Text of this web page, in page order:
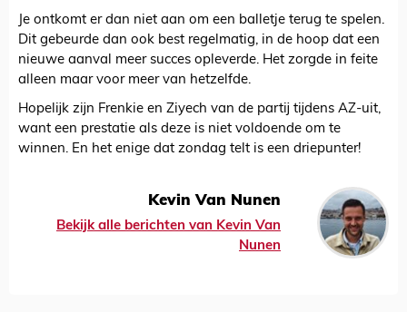
Je ontkomt er dan niet aan om een balletje terug te spelen.
Dit gebeurde dan ook best regelmatig, in de hoop dat een
nieuwe aanval meer succes opleverde. Het zorgde in feite
alleen maar voor meer van hetzelfde.
Hopelijk zijn Frenkie en Ziyech van de partij tijdens AZ-uit,
want een prestatie als deze is niet voldoende om te
winnen. En het enige dat zondag telt is een driepunter!
Kevin Van Nunen
Bekijk alle berichten van Kevin Van
Nunen